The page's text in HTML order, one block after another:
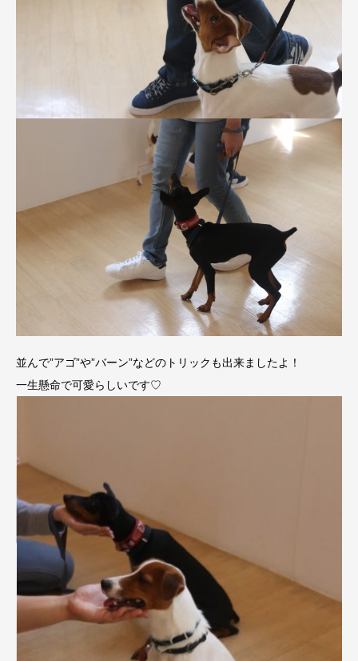
並んで”アゴ”や”バーン”などのトリックも出来ましたよ！
一生懸命で可愛らしいです♡